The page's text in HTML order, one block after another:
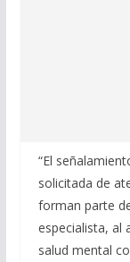
“El
solicitada de
forman parte
especialista, al
salud mental